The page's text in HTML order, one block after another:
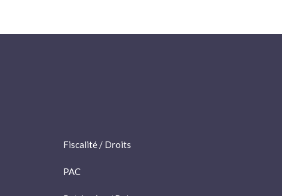
Fiscalité / Droits
PAC